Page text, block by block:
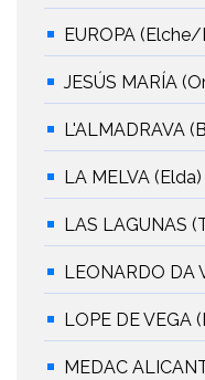
EUROPA (Elche/
JESÚS MARÍA
L'ALMADRAVA
LA MELVA (Elda)
LAS LAGUNAS
LEONARDO DA
LOPE DE VEGA
MEDAC